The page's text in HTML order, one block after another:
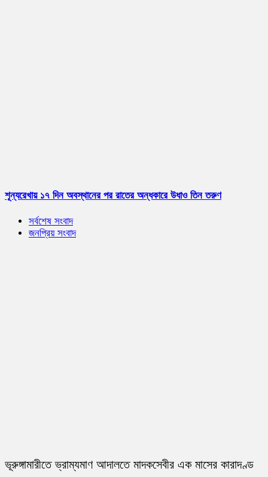
শূন্যরেখায় ১৭ দিন অবস্থানের পর রাতের অন্ধকারে উধাও তিন তরুণ
সর্বশেষ সংবাদ
জনপ্রিয় সংবাদ
ভূরুঙ্গামারীতে ভ্রাম্যমাণ আদালতে মাদকসেবীর এক মাসের কারাদণ্ড